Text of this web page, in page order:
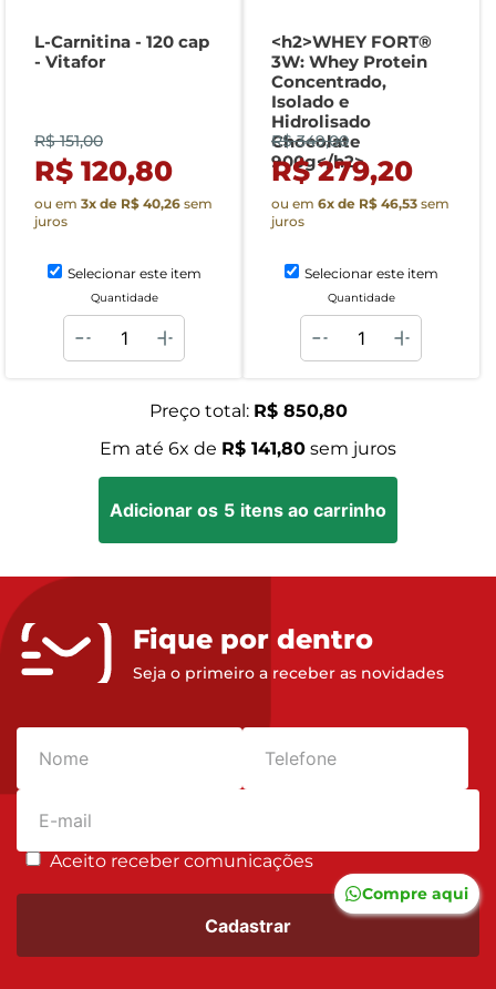
Compre aqui
L-Carnitina - 120 cap
- Vitafor
R$ 151,00
R$ 120,80
ou em 3x de R$ 40,26 sem
juros
Selecionar este item
Quantidade
<h2>WHEY FORT®
3W: Whey Protein
Concentrado,
Isolado e
Hidrolisado
Chocolate
900g</h2>
R$ 349,00
R$ 279,20
ou em 6x de R$ 46,53 sem
juros
Selecionar este item
Quantidade
Preço total: R$ 850,80
Em até 6x de R$ 141,80 sem juros
Adicionar os 5 itens ao carrinho
Fique por dentro
Seja o primeiro a receber as novidades
Aceito receber comunicações
Cadastrar